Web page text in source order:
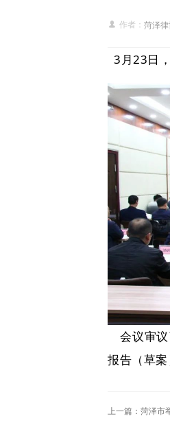
作者： 菏泽
3月23日
会议审议
报告（草
上一篇： 菏泽市